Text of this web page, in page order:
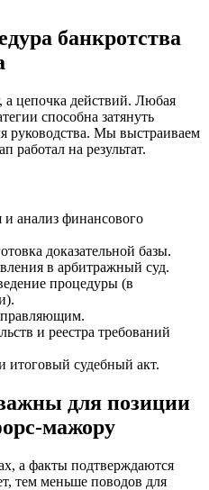
банкротства
цепочка действий. Любая
способна затянуть
руководства. Мы выстраиваем
работал на результат.
и анализ финансового
доказательной базы.
в арбитражный суд.
процедуры (в
и реестра требований
итоговый судебный акт.
для позиции
мажору
а факты подтверждаются
тем меньше поводов для